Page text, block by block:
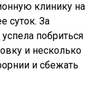
клинику на
суток. За
побриться
и несколько
и сбежать